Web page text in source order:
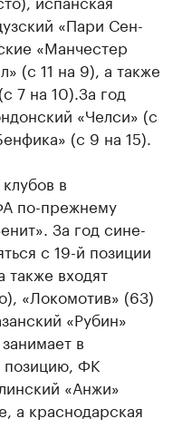
«Пари Сен-
«Манчестер
(с 11 на 9), а также
7 на 10).За год
«Челси» (с
(с 9 на 15).
в
по-прежнему
За год сине-
с 19-й позиции
также входят
«Локомотив» (63)
«Рубин»
в
позицию, ФК
«Анжи»
а краснодарская